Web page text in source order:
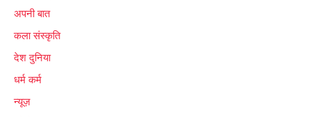
अपनी बात
कला संस्कृति
देश दुनिया
धर्म कर्म
न्यूज़